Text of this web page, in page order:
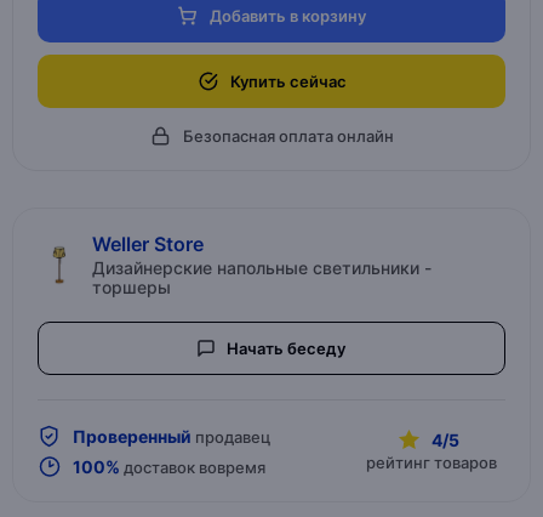
Добавить в корзину
Купить сейчас
Безопасная оплата онлайн
Weller Store
Дизайнерские напольные светильники -
торшеры
Начать беседу
Проверенный продавец
100% доставок вовремя
4/5
рейтинг товаров